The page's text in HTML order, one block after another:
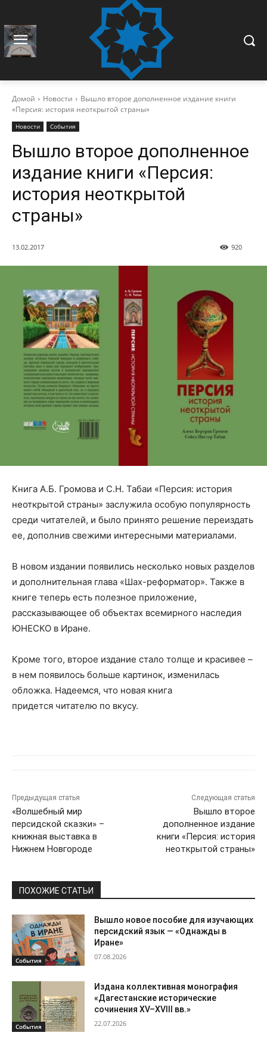
Домой Новости
Вышло второе дополненное издание книги
«Персия: история неоткрытой страны»
Новости События
Вышло второе дополненное
издание книги «Персия:
история неоткрытой
страны»
13.02.2017 920
Книга А.Б. Громова и С.Н. Табаи «Персия: история
неоткрытой страны» заслужила особую популярность
среди читателей, и было принято решение переиздать
ее, дополнив свежими интересными материалами.
В новом издании появились несколько новых разделов
и дополнительная глава «Шах-реформатор». Также в
книге теперь есть полезное приложение,
рассказывающее об объектах всемирного наследия
ЮНЕСКО в Иране.
Кроме того, второе издание стало толще и красивее –
в нем появилось больше картинок, изменилась
обложка. Надеемся, что новая книга
придется читателю по вкусу.
Предыдущая статья
«Волшебный мир
персидской сказки» –
книжная выставка в
Нижнем Новгороде
Следующая статья
Вышло второе
дополненное издание
книги «Персия: история
неоткрытой страны»
ПОХОЖИЕ СТАТЬИ
События
Вышло новое пособие для изучающих
персидский язык — «Однажды в
Иране»
07.08.2026
События
Издана коллективная монография
«Дагестанские исторические
сочинения XV–XVIII вв.»
22.07.2026